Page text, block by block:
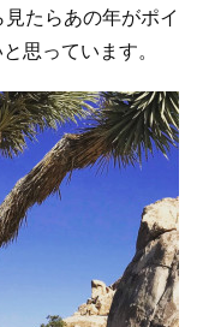
たらあの年がポイ
思っています。